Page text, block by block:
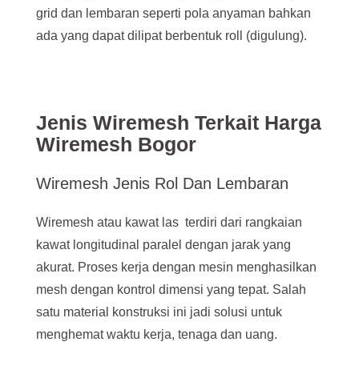
grid dan lembaran seperti pola anyaman bahkan
ada yang dapat dilipat berbentuk roll (digulung).
Jenis Wiremesh Terkait Harga
Wiremesh Bogor
Wiremesh Jenis Rol Dan Lembaran
Wiremesh atau kawat las terdiri dari rangkaian
kawat longitudinal paralel dengan jarak yang
akurat. Proses kerja dengan mesin menghasilkan
mesh dengan kontrol dimensi yang tepat. Salah
satu material konstruksi ini jadi solusi untuk
menghemat waktu kerja, tenaga dan uang.